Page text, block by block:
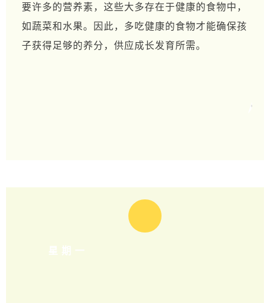
要许多的营养素，这些大多存在于健康的食物中，
如蔬菜和水果。因此，多吃健康的食物才能确保孩
子获得足够的养分，供应成长发育所需。
星期一